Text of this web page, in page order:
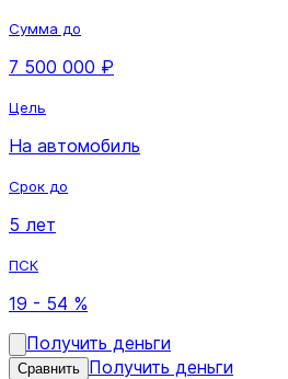
Сумма до
7 500 000 ₽
Цель
На автомобиль
Срок до
5 лет
ПСК
19 - 54 %
Получить деньги
Сравнить Получить деньги